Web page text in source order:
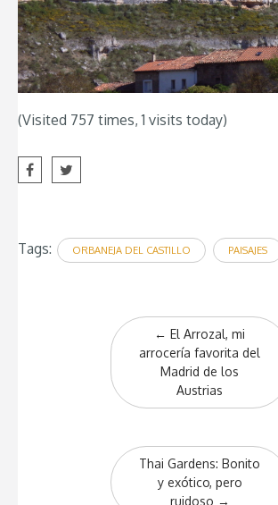
(Visited 757 times, 1 visits today)
Tags: ORBANEJA DEL CASTILLO PAISAJES
navigation
← El Arrozal, mi
arrocería favorita del
Madrid de los
Austrias
Thai Gardens: Bonito
y exótico, pero
ruidoso →